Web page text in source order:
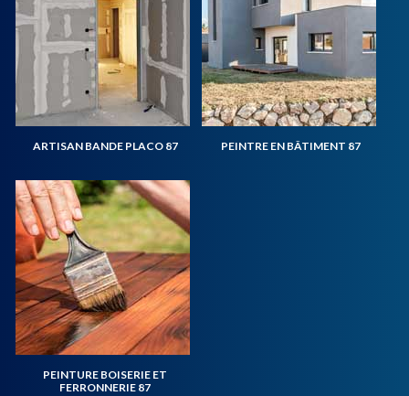
ARTISAN BANDE PLACO 87 PEINTRE EN BÂTIMENT 87
PEINTURE BOISERIE ET
FERRONNERIE 87